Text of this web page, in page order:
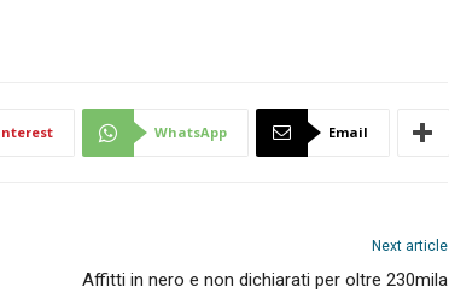
WhatsApp Email
Next article
Affitti in nero e non dichiarati per oltre 230mila